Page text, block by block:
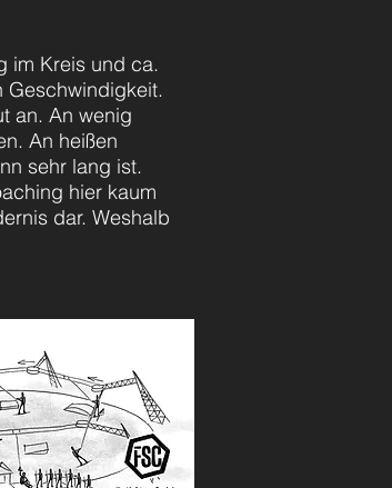
im Kreis und ca.
Geschwindigkeit.
an. An wenig
An heißen
sehr lang ist.
hier kaum
dar. Weshalb